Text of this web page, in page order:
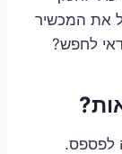
את המכשיר
לחפש?
לפספס.